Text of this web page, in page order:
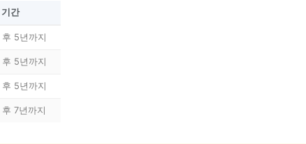
간
후 5년까지
후 5년까지
후 5년까지
7년까지